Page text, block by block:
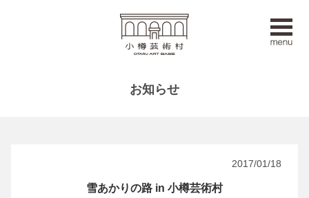
お知らせ
2017/01/18
雪あかりの路 in 小樽芸術村